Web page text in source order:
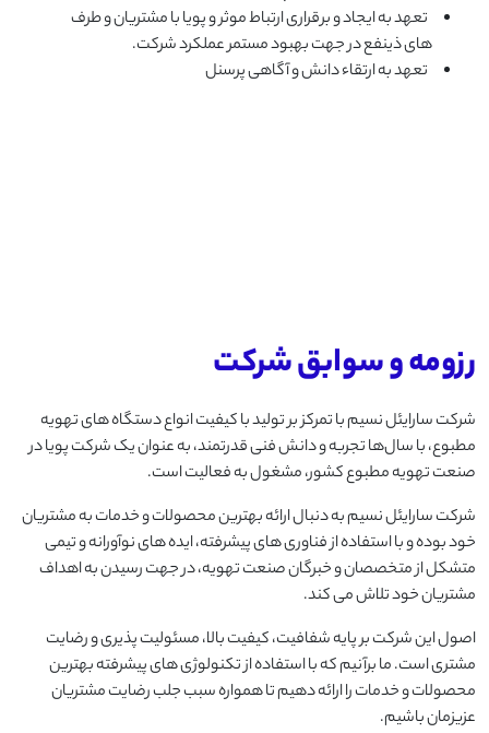
تعهد به ایجاد و برقراری ارتباط موثر و پویا با مشتریان و طرف
های ذینفع در جهت بهبود مستمر عملکرد شرکت.
تعهد به ارتقاء دانش و آگاهی پرسنل
رزومه و سوابق شرکت
شرکت سارایئل نسیم با تمرکز بر تولید با کیفیت انواع دستگاه های تهویه
مطبوع، با سال‌ها تجربه و دانش فنی قدرتمند، به عنوان یک شرکت پویا در
صنعت تهویه مطبوع کشور، مشغول به فعالیت است.
شرکت سارایئل نسیم به دنبال ارائه بهترین محصولات و خدمات به مشتریان
خود بوده و با استفاده از فناوری های پیشرفته، ایده های نوآورانه و تیمی
متشکل از متخصصان و خبرگان صنعت تهویه، در جهت رسیدن به اهداف
مشتریان خود تلاش می کند.
اصول این شرکت بر پایه شفافیت، کیفیت بالا، مسئولیت پذیری و رضایت
مشتری است. ما برآنیم که با استفاده از تکنولوژی های پیشرفته بهترین
محصولات و خدمات را ارائه دهیم تا همواره سبب جلب رضایت مشتریان
عزیزمان باشیم.